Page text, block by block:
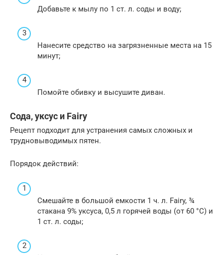
Добавьте к мылу по 1 ст. л. соды и воду;
Нанесите средство на загрязненные места на 15
минут;
Помойте обивку и высушите диван.
Сода, уксус и Fairy
Рецепт подходит для устранения самых сложных и
трудновыводимых пятен.
Порядок действий:
Смешайте в большой емкости 1 ч. л. Fairy, ¾
стакана 9% уксуса, 0,5 л горячей воды (от 60 °С) и
1 ст. л. соды;